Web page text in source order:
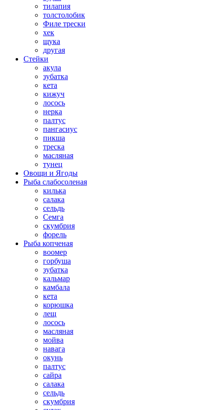
тилапия
толстолобик
Филе трески
хек
щука
другая
Стейки
акула
зубатка
кета
кижуч
лосось
нерка
палтус
пангасиус
пикша
треска
масляная
тунец
Овощи и Ягоды
Рыба слабосоленая
килька
салака
сельдь
Семга
скумбрия
форель
Рыба копченая
воомер
горбуша
зубатка
кальмар
камбала
кета
корюшка
лещ
лосось
масляная
мойва
навага
окунь
палтус
сайра
салака
сельдь
скумбрия